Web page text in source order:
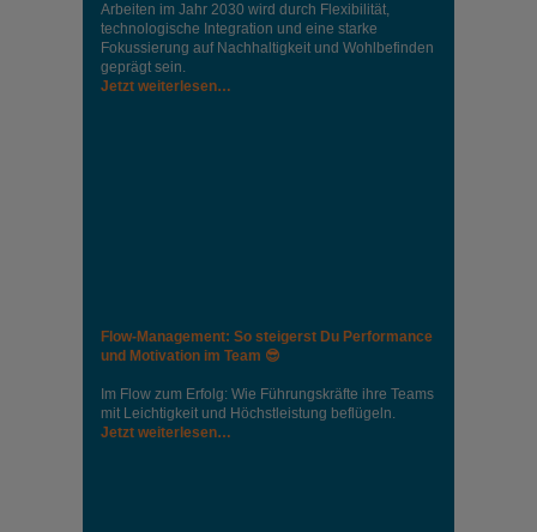
Arbeiten im Jahr 2030 wird durch Flexibilität,
technologische Integration und eine starke
Fokussierung auf Nachhaltigkeit und Wohlbefinden
geprägt sein.
Jetzt weiterlesen…
Flow-Management: So steigerst Du Performance
und Motivation im Team 😎
Im Flow zum Erfolg: Wie Führungskräfte ihre Teams
mit Leichtigkeit und Höchstleistung beflügeln.
Jetzt weiterlesen…